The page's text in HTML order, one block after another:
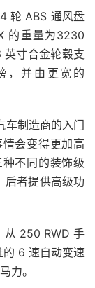
轮 ABS 通风盘
的重量为3230
寸合金轮毂支
，并由更宽的
车制造商的入门
会变得更加高
不同的装饰级
后者提供高级功
从 250 RWD 手
6 速自动变速
力。